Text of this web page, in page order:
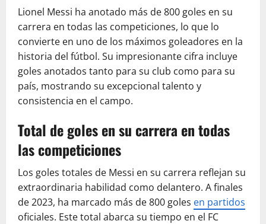
Lionel Messi ha anotado más de 800 goles en su
carrera en todas las competiciones, lo que lo
convierte en uno de los máximos goleadores en la
historia del fútbol. Su impresionante cifra incluye
goles anotados tanto para su club como para su
país, mostrando su excepcional talento y
consistencia en el campo.
Total de goles en su carrera en todas
las competiciones
Los goles totales de Messi en su carrera reflejan su
extraordinaria habilidad como delantero. A finales
de 2023, ha marcado más de 800 goles en partidos
oficiales. Este total abarca su tiempo en el FC